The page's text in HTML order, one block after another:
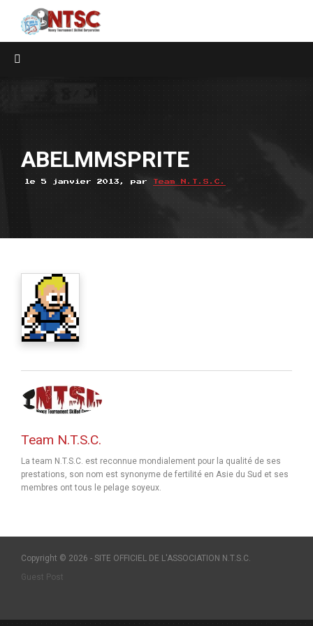
ABELMMSPRITE
le 5 janvier 2013, par Team N.T.S.C.
Team N.T.S.C.
La team N.T.S.C. est reconnue mondialement pour la qualité de ses
prestations, son nom est synonyme de fertilité en Asie du Sud et ses
membres ont tous le pelage soyeux.
Copyright © 2026 - SITE OFFICIEL DE L'ASSOCIATION N.T.S.C.
Guest Post